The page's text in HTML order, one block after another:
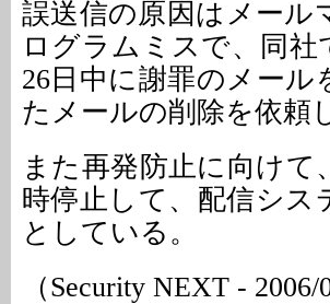
誤送信の原因はメール
ログラムミスで、同
26日中に謝罪のメー
たメールの削除を依頼
また再発防止に向け
時停止して、配信シス
としている。
（Security NEXT - 2006/